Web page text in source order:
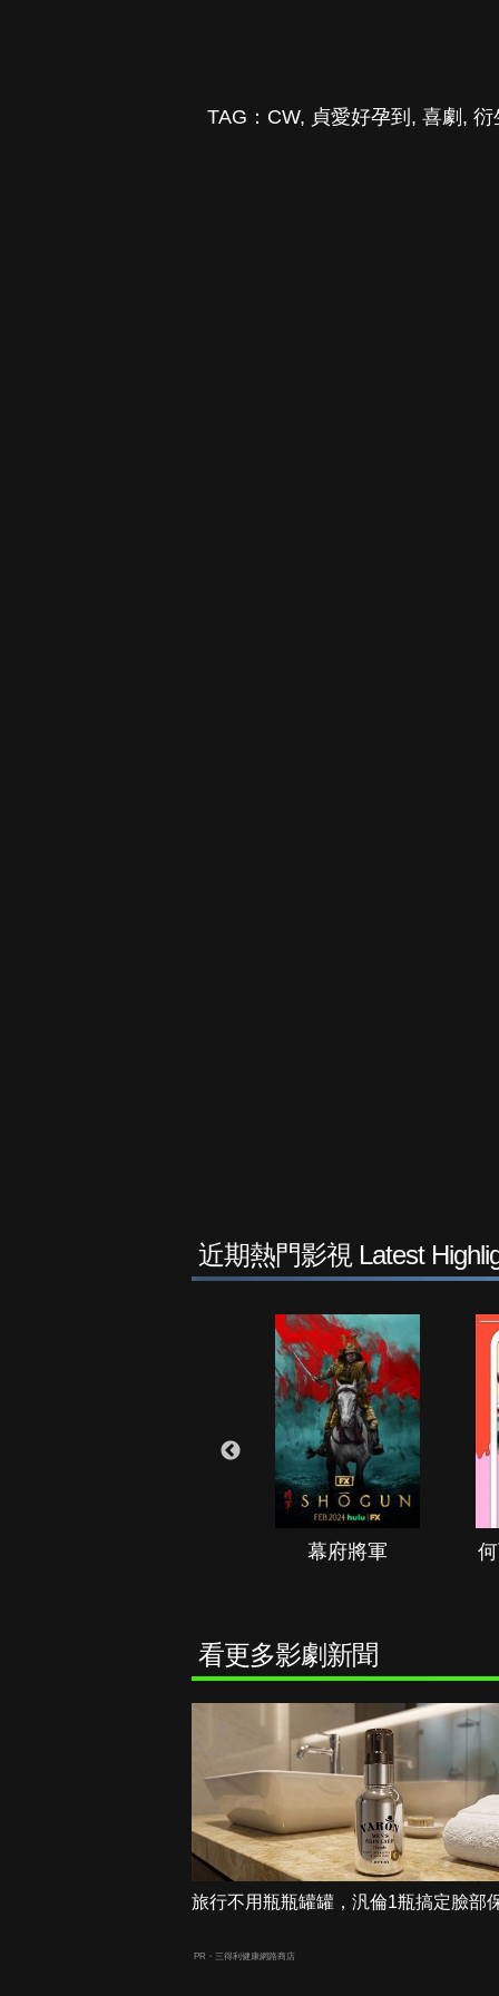
TAG： CW, 貞愛好孕到 , 喜劇 , 衍
近期熱門影視 Latest
幕府將軍
看更多影劇新聞
旅行不用瓶瓶罐罐，汎倫1瓶搞定臉部
PR・三得利健康網路商店